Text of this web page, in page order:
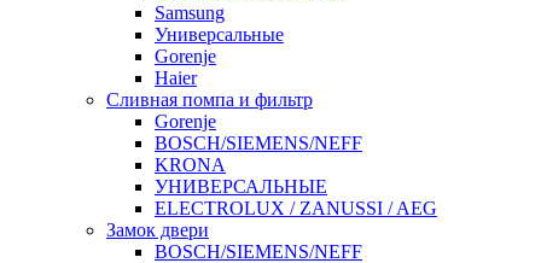
Samsung
Универсальные
Gorenje
Haier
Сливная помпа и фильтр
Gorenje
BOSCH/SIEMENS/NEFF
KRONA
УНИВЕРСАЛЬНЫЕ
ELECTROLUX / ZANUSSI / AEG
Замок двери
BOSCH/SIEMENS/NEFF